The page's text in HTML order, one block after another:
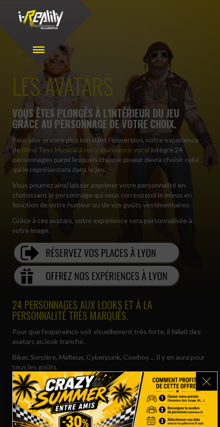
LES AVATARS
VOUS ÊTES PLONGÉS À L'INTÉRIEUR DU JEU
GRÂCE AU PERSONNAGE DE VOTRE CHOIX.
Pour aller encore plus loin dans l'immersion, notre expérience
de Blind Test Musical à reconnaissance vocal intègre 24
personnages parmi lesquels chaque joueur devra choisir celui
qui le représentera dans le jeu.
Vous pourrez ainsi laisser exprimer votre personnalité en
choisissant le personnage qui vous correspond le mieux en
fonction de votre humeur ou de vos goûts vestimentaires.
Grâce à ces avatars, votre expérience sera personnalisée à
votre image.
24 PERSONNAGES AUX LOOKS ET À LA
PERSONNALITÉ TRÈS MARQUÉS.
Pour que l'expéreince soit visuellement très forte, il fallait des
avatars au look tranché.
Biker, Sorcière, Mafieux, Cyberpunk, Cowboy ... Il y en aura pour
tous les goûts.
Au total vous aurez le choix entre 24 personnages à la
personnalité différente.
Chaque avatar est animé, ce qui lui permet de danser, de faire
part de sa joie quand vous trouverez une bonne réponse ou de